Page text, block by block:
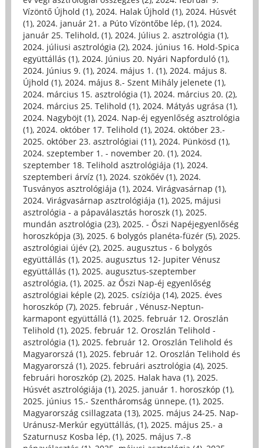
Vízöntő Újhold (1), 2024. Halak Újhold (1), 2024. Húsvét
(1), 2024. január 21. a Púto Vízöntőbe lép, (1), 2024.
január 25. Telihold, (1), 2024. Július 2. asztrológia (1),
2024. júliusi asztrológia (2), 2024. június 16. Hold-Spica
együttállás (1), 2024. Június 20. Nyári Napforduló (1),
2024. Június 9. (1), 2024. május 1. (1), 2024. május 8.
Újhold (1), 2024. május 8.- Szent Mihály jelenete (1),
2024. március 15. asztrológia (1), 2024. március 20. (2),
2024. március 25. Telihold (1), 2024. Mátyás ugrása (1),
2024. Nagyböjt (1), 2024. Nap-éj egyenlőség asztrológia
(1), 2024. október 17. Telihold (1), 2024. október 23.-
2025. október 23. asztrológiai (11), 2024. Pünkösd (1),
2024. szeptember 1. - november 20. (1), 2024.
szeptember 18. Telihold asztrológiája (1), 2024.
szeptemberi árvíz (1), 2024. szökőév (1), 2024.
Tusványos asztrológiája (1), 2024. Virágvasárnap (1),
2024. Virágvasárnap asztrológiája (1), 2025, májusi
asztrológia - a pápaválasztás horoszk (1), 2025.
mundán asztrológia (23), 2025. - Őszi Napéjegyenlőség
horoszkópja (3), 2025. 6 bolygós planéta-füzér (5), 2025.
asztrológiai újév (2), 2025. augusztus - 6 bolygós
együttállás (1), 2025. augusztus 12- Jupiter Vénusz
együttállás (1), 2025. augusztus-szeptember
asztrológia, (1), 2025. az Őszi Nap-éj egyenlőség
asztrológiai képle (2), 2025. csíziója (14), 2025. éves
horoszkóp (7), 2025. február , Vénusz-Neptun-
karmapont együttállá (1), 2025. február 12. Oroszlán
Telihold (1), 2025. február 12. Oroszlán Telihold -
asztrológia (1), 2025. február 12. Oroszlán Telihold és
Magyarorszá (1), 2025. február 12. Oroszlán Telihold és
Magyarorszá (1), 2025. februári asztrológia (4), 2025.
februári horoszkóp (2), 2025. Halak hava (1), 2025.
Húsvét asztrológiája (1), 2025. január 1. horoszkóp (1),
2025. június 15.- Szentháromság ünnepe, (1), 2025.
Magyarország csillagzata (13), 2025. május 24-25. Nap-
Uránusz-Merkúr együttállás, (1), 2025. május 25.- a
Szaturnusz Kosba lép, (1), 2025. május 7.-8